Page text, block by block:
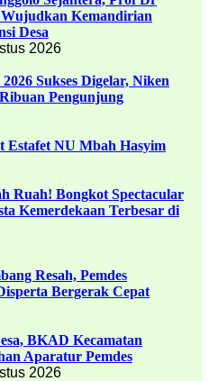
Kemandirian
Desa
2026
Sukses Digelar, Niken
Pengunjung
Estafet NU Mbah Hasyim
Ruah! Bongkot Spectacular
Kemerdekaan Terbesar di
Resah, Pemdes
Bergerak Cepat
BKAD Kecamatan
Aparatur Pemdes
2026